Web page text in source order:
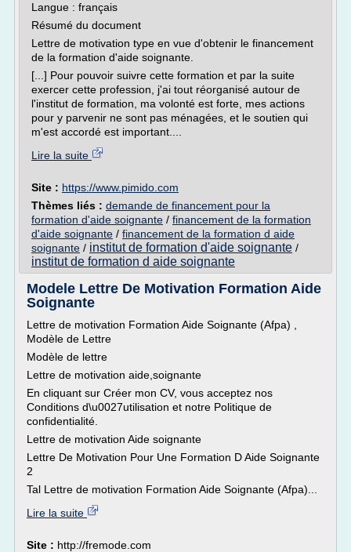
Langue : français
Résumé du document
Lettre de motivation type en vue d'obtenir le financement
de la formation d'aide soignante.
[...] Pour pouvoir suivre cette formation et par la suite
exercer cette profession, j'ai tout réorganisé autour de
l'institut de formation, ma volonté est forte, mes actions
pour y parvenir ne sont pas ménagées, et le soutien qui
m'est accordé est important....
Lire la suite
Site : https://www.pimido.com
Thèmes liés : demande de financement pour la
formation d'aide soignante / financement de la formation
d'aide soignante / financement de la formation d aide
soignante / institut de formation d'aide soignante /
institut de formation d aide soignante
Modele Lettre De Motivation Formation Aide
Soignante
Lettre de motivation Formation Aide Soignante (Afpa) ,
Modèle de Lettre
Modèle de lettre
Lettre de motivation aide,soignante
En cliquant sur Créer mon CV, vous acceptez nos
Conditions d\u0027utilisation et notre Politique de
confidentialité.
Lettre de motivation Aide soignante
Lettre De Motivation Pour Une Formation D Aide Soignante
2
Tal Lettre de motivation Formation Aide Soignante (Afpa)...
Lire la suite
Site : http://fremode.com